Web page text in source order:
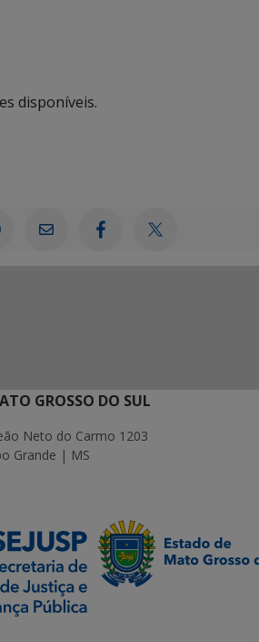
disponíveis.
GROSSO DO SUL
Neto do Carmo 1203
Grande | MS